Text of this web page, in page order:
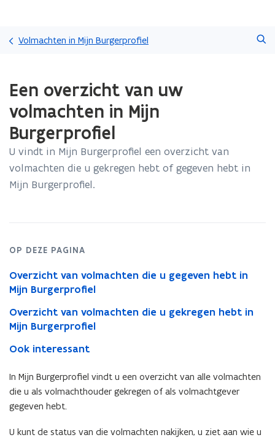
en
naar
gaan
Volmachten in Mijn Burgerprofiel
met
laden.
zich
op:
overzicht
van
Burgerprofiel
Een overzicht van uw
volmachten in Mijn
Burgerprofiel
U vindt in Mijn Burgerprofiel een overzicht van
volmachten die u gekregen hebt of gegeven hebt in
Mijn Burgerprofiel.
OP DEZE PAGINA
Overzicht van volmachten die u gegeven hebt in
Mijn Burgerprofiel
Overzicht van volmachten die u gekregen hebt in
Mijn Burgerprofiel
Ook interessant
In Mijn Burgerprofiel vindt u een overzicht van alle volmachten
die u als volmachthouder gekregen of als volmachtgever
gegeven hebt.
U kunt de status van die volmachten nakijken, u ziet aan wie u